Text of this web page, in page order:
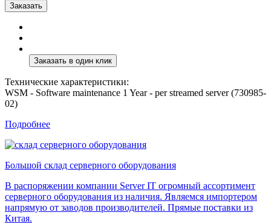
Заказать
Технические характеристики:
WSM - Software maintenance 1 Year - per streamed server (730985-
02)
Подробнее
Большой склад серверного оборудования
В распоряжении компании Server IT огромный ассортимент
серверного оборудования из наличия. Являемся импортером
напрямую от заводов производителей. Прямые поставки из
Китая.